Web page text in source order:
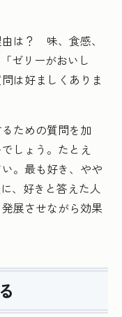
は？ 味、食感、
ゼリーがおいし
は好ましくありま
ための質問を加
しょう。たとえ
。最も好き、やや
、好きと答えた人
展させながら効果